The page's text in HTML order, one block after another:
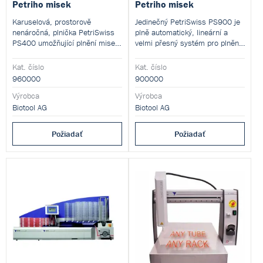
Petriho misek
Karuselová, prostorově
nenáročná, plnička PetriSwiss
PS400 umožňující plnění misek
přístroje je možné vložit
najednou 10 zásobníků po 40
Petriho miskách. Díky
unikátnímu systému vyjímání a
vkládání zásobníků bez
přerušení chodu je však
Rychlost plnění je 360 misek za
cca 40 min (~800 misek/h).
Rychlost je stejná jako u
Kat. číslo
960000
Výrobca
Biotool AG
Požiadať
Petriho misek
Jedinečný PetriSwiss PS900 je
plně automatický, lineární a
velmi přesný systém pro plnění
Švýcarsku“, určený pro
vysokokapacitní plnění s
možností „plně automatického
provozu“.
Kat. číslo
900000
Výrobca
Biotool AG
Požiadať